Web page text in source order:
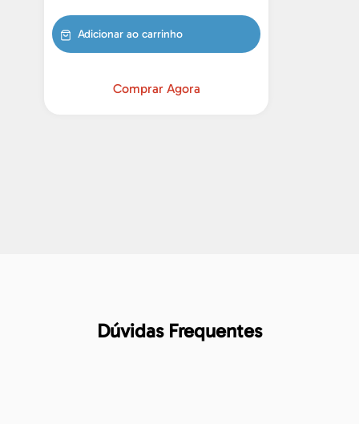
Adicionar ao carrinho
Comprar Agora
Dúvidas Frequentes